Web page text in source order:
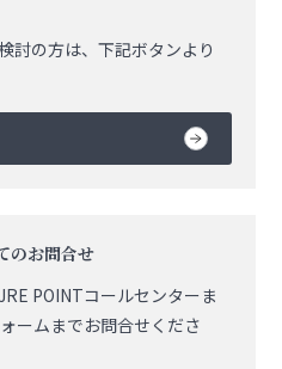
討の方は、下記ボタンより
のお問合せ
POINTコールセンターま
ームまでお問合せくださ